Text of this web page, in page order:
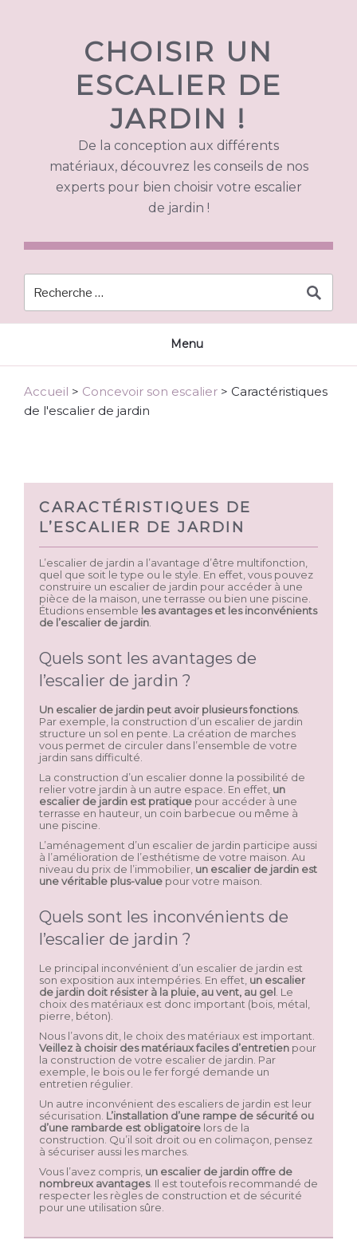
CHOISIR UN
ESCALIER DE
JARDIN !
De la conception aux différents
matériaux, découvrez les conseils de nos
experts pour bien choisir votre escalier
de jardin !
Menu
Accueil > Concevoir son escalier > Caractéristiques
de l'escalier de jardin
CARACTÉRISTIQUES DE
L’ESCALIER DE JARDIN
L’escalier de jardin a l’avantage d’être multifonction,
quel que soit le type ou le style. En effet, vous pouvez
construire un escalier de jardin pour accéder à une
pièce de la maison, une terrasse ou bien une piscine.
Étudions ensemble les avantages et les inconvénients
de l’escalier de jardin
Quels sont les avantages de
l’escalier de jardin ?
Un escalier de jardin peut avoir plusieurs fonctions.
Par exemple, la construction d’un escalier de jardin
structure un sol en pente. La création de marches
vous permet de circuler dans l’ensemble de votre
jardin sans difficulté.
La construction d’un escalier donne la possibilité de
relier votre jardin à un autre espace. En effet, un
escalier de jardin est pratique pour accéder à une
terrasse en hauteur, un coin barbecue ou même à
une piscine.
L’aménagement d’un escalier de jardin participe aussi
à l’amélioration de l’esthétisme de votre maison. Au
niveau du prix de l’immobilier, un escalier de jardin est
une véritable plus-value pour votre maison.
Quels sont les inconvénients de
l’escalier de jardin ?
Le principal inconvénient d’un escalier de jardin est
son exposition aux intempéries. En effet, un escalier
de jardin doit résister à la pluie, au vent, au gel . Le
choix des matériaux est donc important (bois, métal,
pierre, béton).
Nous l’avons dit, le choix des matériaux est important.
Veillez à choisir des matériaux faciles d’entretien pour
la construction de votre escalier de jardin. Par
exemple, le bois ou le fer forgé demande un
entretien régulier.
Un autre inconvénient des escaliers de jardin est leur
sécurisation. L’installation d’une rampe de sécurité ou
d’une rambarde est obligatoire lors de la
construction. Qu’il soit droit ou en colimaçon, pensez
à sécuriser aussi les marches.
Vous l’avez compris, un escalier de jardin offre de
nombreux avantages. Il est toutefois recommandé de
respecter les règles de construction et de sécurité
pour une utilisation sûre.